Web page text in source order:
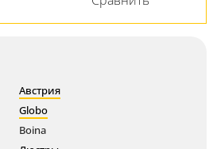
Австрия
Globo
Boina